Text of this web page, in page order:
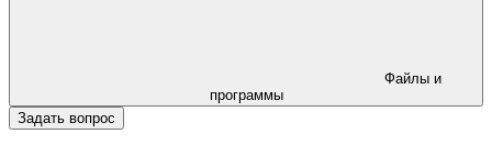
программы
Задать вопрос